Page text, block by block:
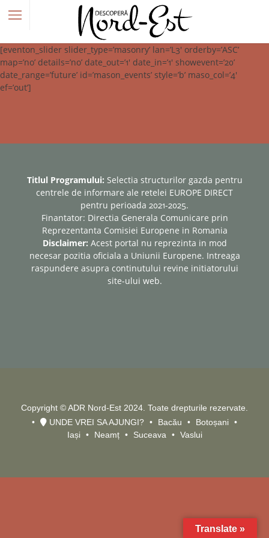
[eventon_slider slider_type=’masonry’ lan=’L3′ orderby=’ASC’
map=’no’ details=’no’ date_out=’1′ date_in=’1′ showevent=’20’
date_range=’future’ id=’mason_events’ style=’b’ maso_col=’4′
ef=’out’]
Titlul Programului: Selectia structurilor gazda pentru
centrele de informare ale retelei EUROPE DIRECT
pentru perioada 2021-2025.
Finantator: Directia Generala Comunicare prin
Reprezentanta Comisiei Europene in Romania
Disclaimer: Acest portal nu reprezinta in mod
necesar pozitia oficiala a Uniunii Europene. Intreaga
raspundere asupra continutului revine initiatorului
site-ului web.
Copyright © ADR Nord-Est 2024. Toate drepturile rezervate.
UNDE VREI SA AJUNGI?
Bacău
Botoșani
Iași
Neamț Suceava Vaslui
Translate »